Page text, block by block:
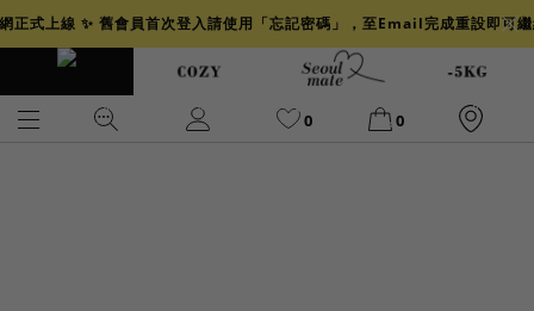
正式上線 ✨ 舊會員首次登入請使用「忘記密碼」，至Email完成重設即可
0 0